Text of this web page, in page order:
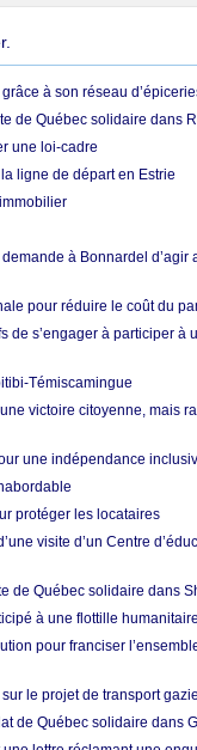
à son réseau
de Québec solidaire dans
une loi-cadre
ligne de départ en Estrie
à Bonnardel d’agir
pour réduire le coût du
de s’engager à participer à
Témiscamingue
victoire citoyenne, mais
une indépendance
protéger les locataires
visite d’un Centre
de Québec solidaire dans
à une flottille
pour franciser
le projet de transport
de Québec solidaire dans